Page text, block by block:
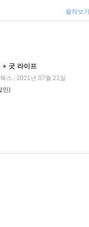
펼쳐보기
+ 굿 라이프
스 | 2021년 07월 21일
인)